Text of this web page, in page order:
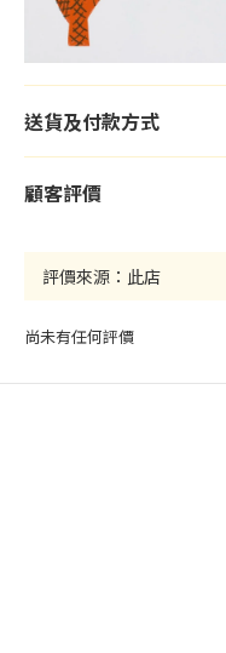
送貨及付款方式
顧客評價
尚未有任何評價